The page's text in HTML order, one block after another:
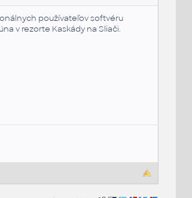
používateľov softvéru
v rezorte Kaskády na Sliači.